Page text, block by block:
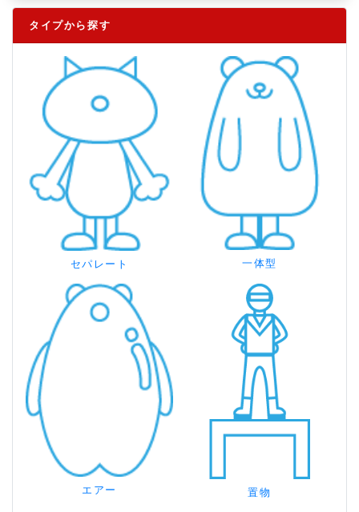
タイプから探す
セパレート 一体型
エアー 置物